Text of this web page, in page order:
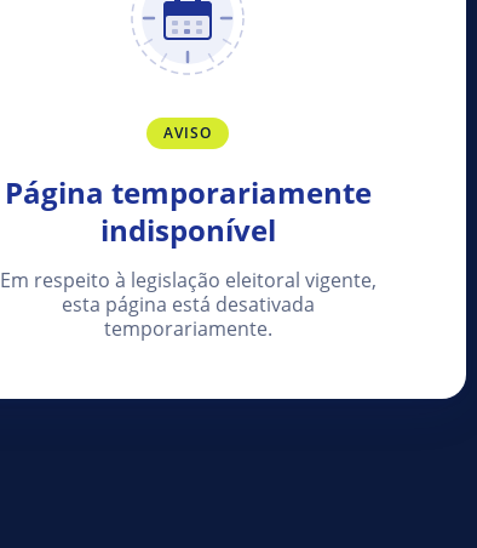
AVISO
Página temporariamente
indisponível
Em respeito à legislação eleitoral vigente,
esta página está desativada
temporariamente.